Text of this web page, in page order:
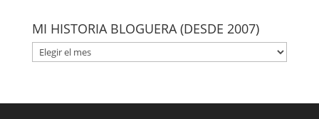
MI HISTORIA BLOGUERA (DESDE 2007)
MI
HISTORIA